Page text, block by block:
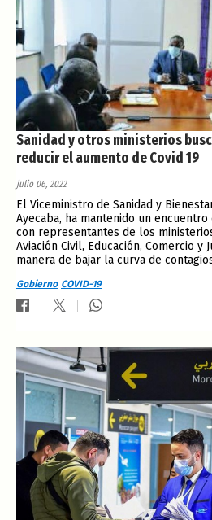
Sanidad y otros ministerios
reducir el aumento de Covid 19
julio 06, 2022
El Viceministro de Sanidad y
Ayecaba, ha mantenido un
con representantes de los
Aviación Civil, Educación, Comercio y
manera de bajar la curva de
Gobierno COVID-19